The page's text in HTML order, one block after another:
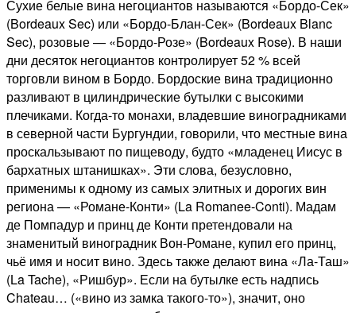
Сухие белые вина негоциантов называются «Бордо-Сек»
(Bordeaux Sec) или «Бордо-Блан-Сек» (Bordeaux Blanc
Sec), розовые — «Бордо-Розе» (Bordeaux Rose). В наши
дни десяток негоциантов контролирует 52 % всей
торговли вином в Бордо. Бордоские вина традиционно
разливают в цилиндрические бутылки с высокими
плечиками. Когда-то монахи, владевшие виноградниками
в северной части Бургундии, говорили, что местные вина
проскальзывают по пищеводу, будто «младенец Иисус в
бархатных штанишках». Эти слова, безусловно,
применимы к одному из самых элитных и дорогих вин
региона — «Романе-Конти» (La Romanee-Conti). Мадам
де Помпадур и принц де Конти претендовали на
знаменитый виноградник Вон-Романе, купил его принц,
чьё имя и носит вино. Здесь также делают вина «Ла-Таш»
(La Tache), «Ришбур». Если на бутылке есть надпись
Chateau… («вино из замка такого-то»), значит, оно